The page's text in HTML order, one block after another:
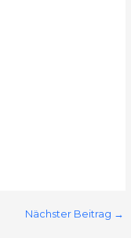
Nächster Beitrag →